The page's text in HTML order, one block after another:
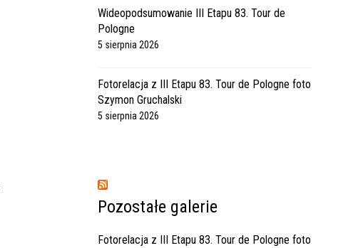
Wideopodsumowanie III Etapu 83. Tour de
Pologne
5 sierpnia 2026
Fotorelacja z III Etapu 83. Tour de Pologne foto
Szymon Gruchalski
5 sierpnia 2026
Pozostałe galerie
Fotorelacja z III Etapu 83. Tour de Pologne foto